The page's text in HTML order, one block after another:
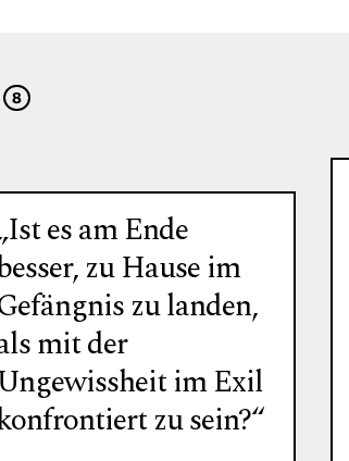
8
es am Ende
zu Hause im
zu landen,
mit der
im Exil
zu sein?“